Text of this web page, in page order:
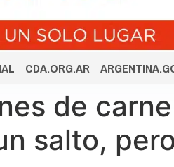
CDA.ORG.AR
de
salto,